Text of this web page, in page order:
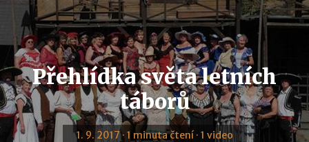
Přehlídka světa letních
táborů
1. 9. 2017 · 1 minuta čtení · 1 video